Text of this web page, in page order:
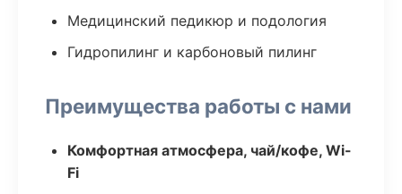
Медицинский педикюр и подология
Гидропилинг и карбоновый пилинг
Преимущества работы с нами
Комфортная атмосфера, чай/кофе, Wi-
Fi